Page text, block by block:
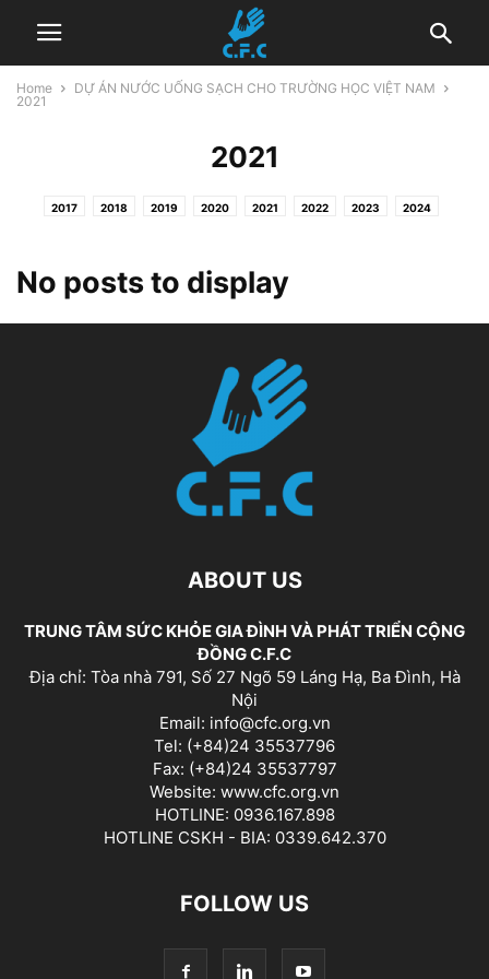
Home
DỰ ÁN NƯỚC UỐNG SẠCH CHO TRƯỜNG HỌC VIỆT NAM
2021
2021
2017 2018 2019 2020 2021 2022 2023 2024
No posts to display
ABOUT US
TRUNG TÂM SỨC KHỎE GIA ĐÌNH VÀ PHÁT TRIỂN CỘNG
ĐỒNG C.F.C
Địa chỉ: Tòa nhà 791, Số 27 Ngõ 59 Láng Hạ, Ba Đình, Hà
Nội
Email: info@cfc.org.vn
Tel: (+84)24 35537796
Fax: (+84)24 35537797
Website: www.cfc.org.vn
HOTLINE: 0936.167.898
HOTLINE CSKH - BIA: 0339.642.370
FOLLOW US